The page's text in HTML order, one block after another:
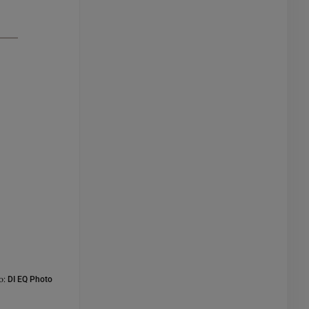
DI EQ Photo